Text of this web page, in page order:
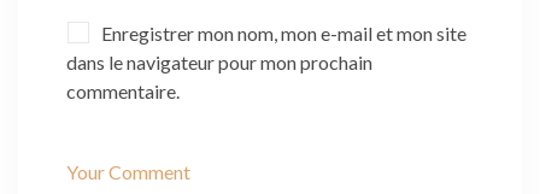
Enregistrer mon nom, mon e-mail et mon site
dans le navigateur pour mon prochain
commentaire.